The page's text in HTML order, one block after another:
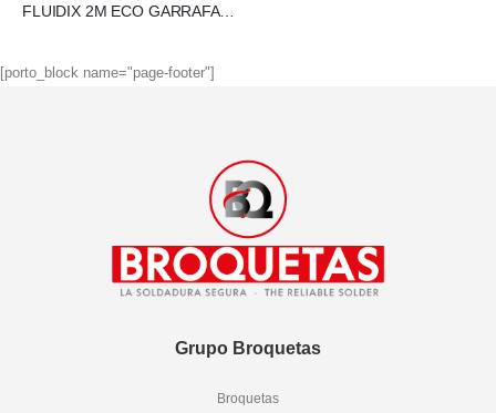
FLUIDIX 2M ECO GARRAFA 10L
[porto_block name="page-footer"]
Grupo Broquetas
Broquetas